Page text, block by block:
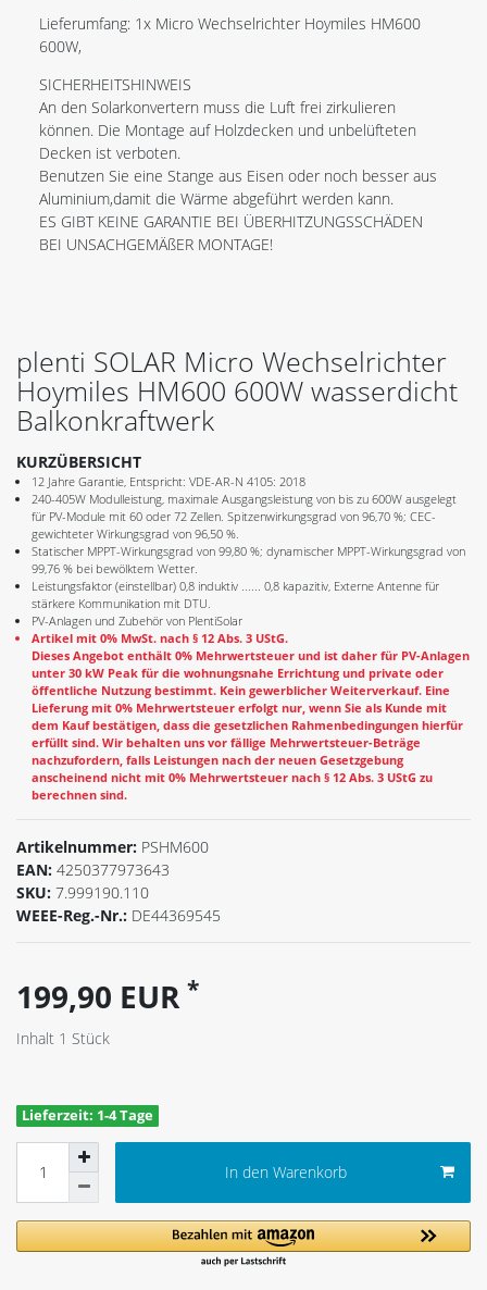
Lieferumfang: 1x Micro Wechselrichter Hoymiles HM600
600W,
SICHERHEITSHINWEIS
An den Solarkonvertern muss die Luft frei zirkulieren
können. Die Montage auf Holzdecken und unbelüfteten
Decken ist verboten.
Benutzen Sie eine Stange aus Eisen oder noch besser aus
Aluminium,damit die Wärme abgeführt werden kann.
ES GIBT KEINE GARANTIE BEI ÜBERHITZUNGSSCHÄDEN
BEI UNSACHGEMÄßER MONTAGE!
plenti SOLAR Micro Wechselrichter
Hoymiles HM600 600W wasserdicht
Balkonkraftwerk
KURZÜBERSICHT
12 Jahre Garantie, Entspricht: VDE-AR-N 4105: 2018
240-405W Modulleistung, maximale Ausgangsleistung von bis zu 600W ausgelegt
für PV-Module mit 60 oder 72 Zellen. Spitzenwirkungsgrad von 96,70 %; CEC-
gewichteter Wirkungsgrad von 96,50 %.
Statischer MPPT-Wirkungsgrad von 99,80 %; dynamischer MPPT-Wirkungsgrad von
99,76 % bei bewölktem Wetter.
Leistungsfaktor (einstellbar) 0,8 induktiv ...... 0,8 kapazitiv, Externe Antenne für
stärkere Kommunikation mit DTU.
PV-Anlagen und Zubehör von PlentiSolar
Artikel mit 0% MwSt. nach § 12 Abs. 3 UStG.
Dieses Angebot enthält 0% Mehrwertsteuer und ist daher für PV-Anlagen
unter 30 kW Peak für die wohnungsnahe Errichtung und private oder
öffentliche Nutzung bestimmt. Kein gewerblicher Weiterverkauf. Eine
Lieferung mit 0% Mehrwertsteuer erfolgt nur, wenn Sie als Kunde mit
dem Kauf bestätigen, dass die gesetzlichen Rahmenbedingungen hierfür
erfüllt sind. Wir behalten uns vor fällige Mehrwertsteuer-Beträge
nachzufordern, falls Leistungen nach der neuen Gesetzgebung
anscheinend nicht mit 0% Mehrwertsteuer nach § 12 Abs. 3 UStG zu
berechnen sind.
Artikelnummer: PSHM600
EAN: 4250377973643
SKU: 7.999190.110
WEEE-Reg.-Nr.: DE44369545
199,90 EUR *
Inhalt 1 Stück
Lieferzeit: 1-4 Tage
In den Warenkorb